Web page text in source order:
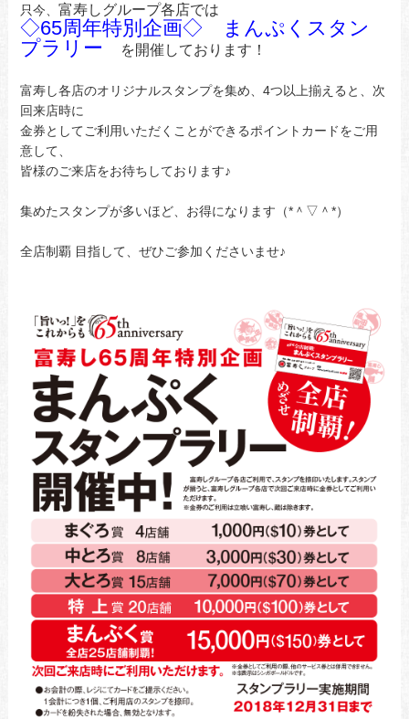
只今、 富寿しグループ各店では
◇65周年特別企画◇ まんぷくスタン
プラリー
を開催しております！
富寿し各店のオリジナルスタンプを集め、4つ以上揃えると、次
回来店時に
金券としてご利用いただくことができるポイントカードをご用
意して、
皆様のご来店をお待ちしております♪
集めたスタンプが多いほど、お得になります（*＾▽＾*）
全店制覇 目指して、ぜひご参加くださいませ♪